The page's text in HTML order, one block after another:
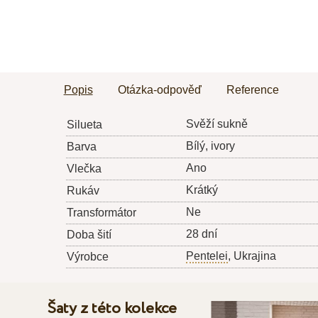
Popis Otázka-odpověď Reference
Silueta
Svěží sukně
Barva
Bílý, ivory
Vlečka
Ano
Rukáv
Krátký
Transformátor
Ne
Doba šití
28 dní
Výrobce
Pentelei, Ukrajina
Šaty z této kolekce